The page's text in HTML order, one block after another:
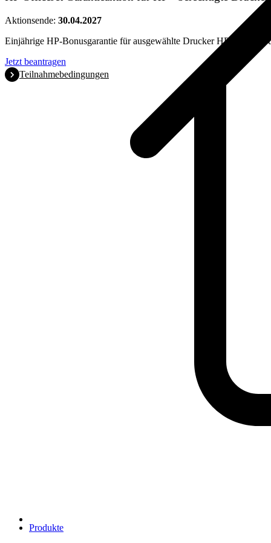
Produkte
Aktionsende: 30.04.2027
Einjährige HP-Bonusgarantie für ausgewählte Drucker HP OfficeJet
Jetzt beantragen
Teilnahmebedingungen